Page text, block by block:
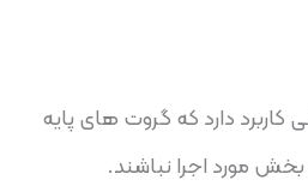
کاربرد دارد که گروت های پایه
مورد اجرا نباشند.